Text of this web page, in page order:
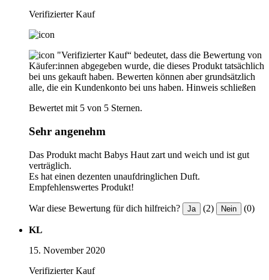
Verifizierter Kauf
"Verifizierter Kauf“ bedeutet, dass die Bewertung von
Käufer:innen abgegeben wurde, die dieses Produkt tatsächlich
bei uns gekauft haben. Bewerten können aber grundsätzlich
alle, die ein Kundenkonto bei uns haben. Hinweis schließen
Bewertet mit 5 von 5 Sternen.
Sehr angenehm
Das Produkt macht Babys Haut zart und weich und ist gut
verträglich.
Es hat einen dezenten unaufdringlichen Duft.
Empfehlenswertes Produkt!
War diese Bewertung für dich hilfreich? Ja (2) Nein (0)
KL
15. November 2020
Verifizierter Kauf